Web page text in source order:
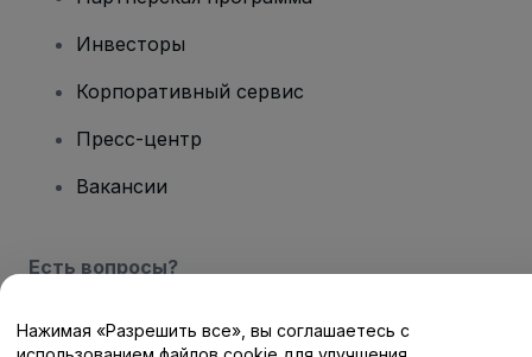
Инвесторы
Корпоративный сервис
Пресс-центр
Вакансии
Есть вопросы?
Центр помощи / Свяжитесь с нами
Нажимая «Разрешить все», вы соглашаетесь с